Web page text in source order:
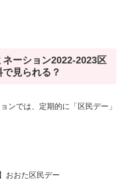
ーション2022-2023区
見られる？
ンでは、定期的に「区民デー」
おおた区民デー